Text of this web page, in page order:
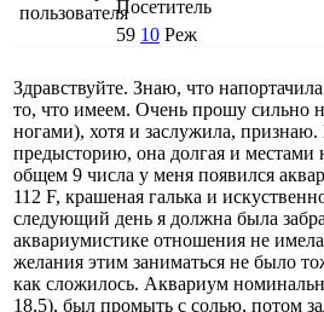
Посетитель
59 10 Реж
Здравствуйте. Знаю, что
то, что имеем. Очень прошу сильно
ногами), хотя и заслужила,
предысторию, она долгая и местами
общем 9 числа у меня появился
112 F, крашеная галька и
следующий день я должна была
аквариумистике отношения не
желания этим заниматься не было
как сложилось. Аквариум
18,5), был промыть с солью, потом